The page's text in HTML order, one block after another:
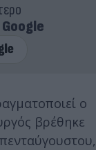
Google
ο
βρέθηκε